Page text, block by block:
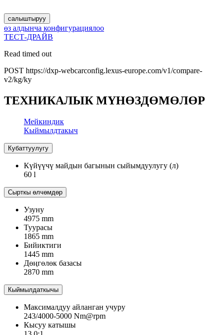
салыштыруу
өз алдынча конфигурациялоо
ТЕСТ-ДРАЙВ
Read timed out
POST https://dxp-webcarconfig.lexus-europe.com/v1/compare-
v2/kg/ky
ТЕХНИКАЛЫК МҮНӨЗДӨМӨЛӨР
Мейкиндик
Кыймылдтакыч
Кубаттуулугу
Күйүүчү майдын багынын сыйымдуулугу (л)
60 l
Сырткы өлчөмдөр
Узуну
4975 mm
Туурасы
1865 mm
Бийиктиги
1445 mm
Дөңгөлөк базасы
2870 mm
Кыймылдаткычы
Максималдуу айланган учуру
243/4000-5000 Nm@rpm
Кысуу катышы